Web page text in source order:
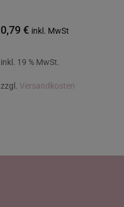
0,79 € inkl. MwSt
inkl. 19 % MwSt.
zzgl. Versandkosten